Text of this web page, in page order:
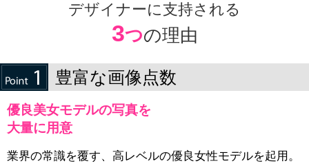
デザイナーに支持される
3つの理由
豊富な画像点数
優良美女モデルの写真を
大量に用意
業界の常識を覆す、高レベルの優良女性モデルを起用。